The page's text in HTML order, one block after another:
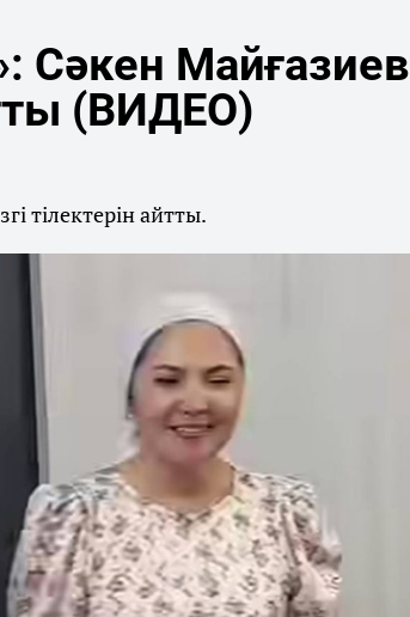
Сәкен Майғазиев
(ВИДЕО)
тілектерін айтты.